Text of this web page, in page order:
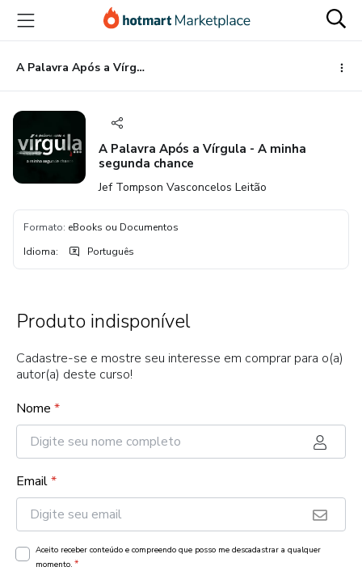
para
conteúdo
principal
para
pagamento
para
rodapé
A Palavra Após a Vírgula - A minha segunda chance
A Palavra Após a Vírgula - A minha
segunda chance
Jef Tompson Vasconcelos Leitão
Formato: eBooks ou Documentos
Idioma: Português
Produto indisponível
Cadastre-se e mostre seu interesse em comprar para o(a)
autor(a) deste curso!
Nome *
Email*
Aceito receber conteúdo e compreendo que posso me descadastrar a qualquer
momento. *